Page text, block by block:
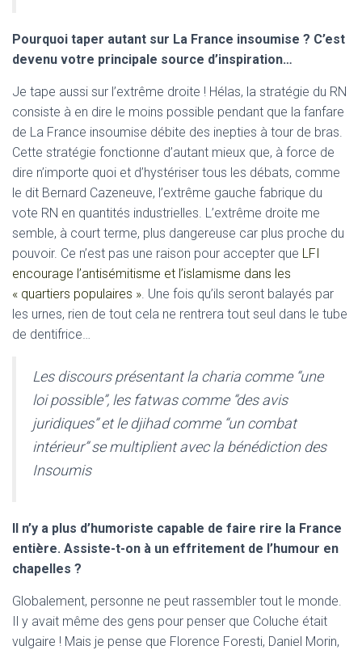
Pourquoi taper autant sur La France insoumise ? C’est
devenu votre principale source d’inspiration…
Je tape aussi sur l’extrême droite ! Hélas, la stratégie du RN
consiste à en dire le moins possible pendant que la fanfare
de La France insoumise débite des inepties à tour de bras.
Cette stratégie fonctionne d’autant mieux que, à force de
dire n’importe quoi et d’hystériser tous les débats, comme
le dit Bernard Cazeneuve, l’extrême gauche fabrique du
vote RN en quantités industrielles. L’extrême droite me
semble, à court terme, plus dangereuse car plus proche du
pouvoir. Ce n’est pas une raison pour accepter que LFI
encourage l’antisémitisme et l’islamisme dans les
« quartiers populaires ». Une fois qu’ils seront balayés par
les urnes, rien de tout cela ne rentrera tout seul dans le tube
de dentifrice…
Les discours présentant la charia comme “une
loi possible”, les fatwas comme “des avis
juridiques” et le djihad comme “un combat
intérieur” se multiplient avec la bénédiction des
Insoumis
Il n’y a plus d’humoriste capable de faire rire la France
entière. Assiste-t-on à un effritement de l’humour en
chapelles ?
Globalement, personne ne peut rassembler tout le monde.
Il y avait même des gens pour penser que Coluche était
vulgaire ! Mais je pense que Florence Foresti, Daniel Morin,